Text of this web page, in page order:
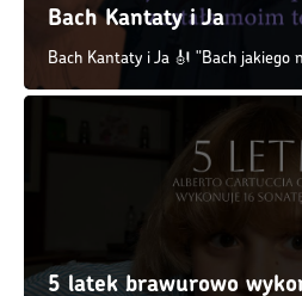
Bach Kantaty i Ja
Bach Kantaty i Ja 🎻 "Bach jakiego
5 latek brawurowo